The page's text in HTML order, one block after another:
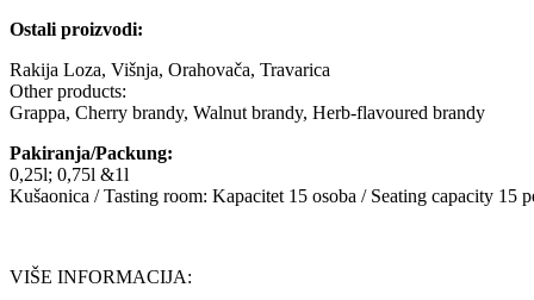
Ostali proizvodi:
Rakija Loza, Višnja, Orahovača, Travarica
Other products:
Grappa, Cherry brandy, Walnut brandy, Herb-flavoured brandy
Pakiranja/Packung:
0,25l; 0,75l &1l
Kušaonica / Tasting room: Kapacitet 15 osoba / Seating capacity 15
VIŠE INFORMACIJA: